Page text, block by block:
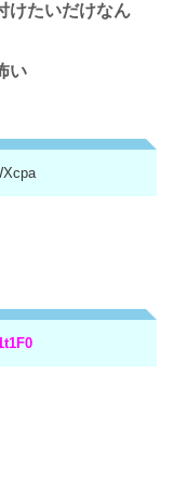
けたいだけなん
い